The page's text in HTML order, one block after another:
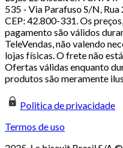
535 - Via Parafuso S/N,
CEP: 42.800-331. Os
pagamento são válidos
TeleVendas, não valendo
lojas físicas. O frete não
Ofertas válidas enquanto
produtos são meramente
Politica de privacidade
Termos de uso